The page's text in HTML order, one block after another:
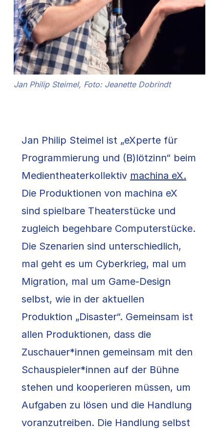
Jan Philip Steimel, Foto: Jeanette Dobrindt
Jan Philip Steimel ist „eXperte für
Programmierung und (B)lötzinn“ beim
Medientheaterkollektiv machina eX.
Die Produktionen von machina eX
sind spielbare Theaterstücke und
zugleich begehbare Computerstücke.
Die Szenarien sind unterschiedlich,
mal geht es um Cyberkrieg, mal um
Migration, mal um Game-Design
selbst, wie in der aktuellen
Produktion „Disaster“. Gemeinsam ist
allen Produktionen, dass die
Zuschauer*innen gemeinsam mit den
Schauspieler*innen auf der Bühne
stehen und kooperieren müssen, um
Aufgaben zu lösen und die Handlung
voranzutreiben. Die Handlung selbst